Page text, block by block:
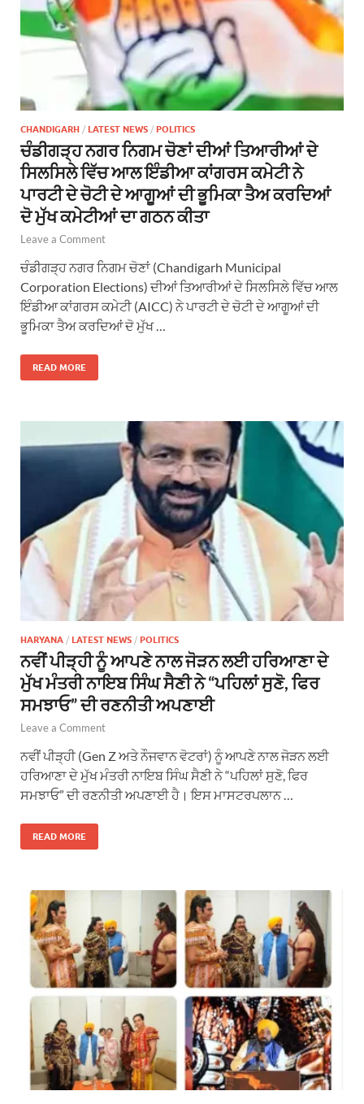
CHANDIGARH / LATEST NEWS / POLITICS
ਚੰਡੀਗੜ੍ਹ ਨਗਰ ਨਿਗਮ ਚੋਣਾਂ ਦੀਆਂ ਤਿਆਰੀਆਂ ਦੇ
ਸਿਲਸਿਲੇ ਵਿੱਚ ਆਲ ਇੰਡੀਆ ਕਾਂਗਰਸ ਕਮੇਟੀ ਨੇ
ਪਾਰਟੀ ਦੇ ਚੋਟੀ ਦੇ ਆਗੂਆਂ ਦੀ ਭੂਮਿਕਾ ਤੈਅ ਕਰਦਿਆਂ
ਦੋ ਮੁੱਖ ਕਮੇਟੀਆਂ ਦਾ ਗਠਨ ਕੀਤਾ
Leave a Comment
ਚੰਡੀਗੜ੍ਹ ਨਗਰ ਨਿਗਮ ਚੋਣਾਂ (Chandigarh Municipal
Corporation Elections) ਦੀਆਂ ਤਿਆਰੀਆਂ ਦੇ ਸਿਲਸਿਲੇ ਵਿੱਚ ਆਲ
ਇੰਡੀਆ ਕਾਂਗਰਸ ਕਮੇਟੀ (AICC) ਨੇ ਪਾਰਟੀ ਦੇ ਚੋਟੀ ਦੇ ਆਗੂਆਂ ਦੀ
ਭੂਮਿਕਾ ਤੈਅ ਕਰਦਿਆਂ ਦੋ ਮੁੱਖ …
READ MORE
HARYANA / LATEST NEWS / POLITICS
ਨਵੀਂ ਪੀੜ੍ਹੀ ਨੂੰ ਆਪਣੇ ਨਾਲ ਜੋੜਨ ਲਈ ਹਰਿਆਣਾ ਦੇ
ਮੁੱਖ ਮੰਤਰੀ ਨਾਇਬ ਸਿੰਘ ਸੈਣੀ ਨੇ “ਪਹਿਲਾਂ ਸੁਣੋ, ਫਿਰ
ਸਮਝਾਓ” ਦੀ ਰਣਨੀਤੀ ਅਪਣਾਈ
Leave a Comment
ਨਵੀਂ ਪੀੜ੍ਹੀ (Gen Z ਅਤੇ ਨੌਜਵਾਨ ਵੋਟਰਾਂ) ਨੂੰ ਆਪਣੇ ਨਾਲ ਜੋੜਨ ਲਈ
ਹਰਿਆਣਾ ਦੇ ਮੁੱਖ ਮੰਤਰੀ ਨਾਇਬ ਸਿੰਘ ਸੈਣੀ ਨੇ “ਪਹਿਲਾਂ ਸੁਣੋ, ਫਿਰ
ਸਮਝਾਓ” ਦੀ ਰਣਨੀਤੀ ਅਪਣਾਈ ਹੈ। ਇਸ ਮਾਸਟਰਪਲਾਨ …
READ MORE